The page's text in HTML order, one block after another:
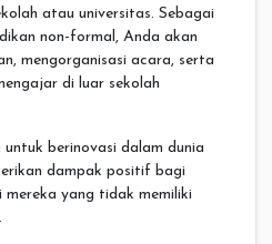
atau universitas. Sebagai
non-formal, Anda akan
mengorganisasi acara, serta
di luar sekolah
untuk berinovasi dalam dunia
dampak positif bagi
yang tidak memiliki